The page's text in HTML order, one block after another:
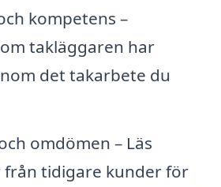
kompetens –
takläggaren har
det takarbete du
omdömen – Läs
från tidigare kunder för